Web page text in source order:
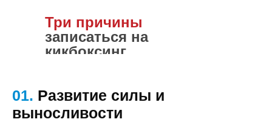
Три причины
записаться на
кикбоксинг
01. Развитие силы и
выносливости